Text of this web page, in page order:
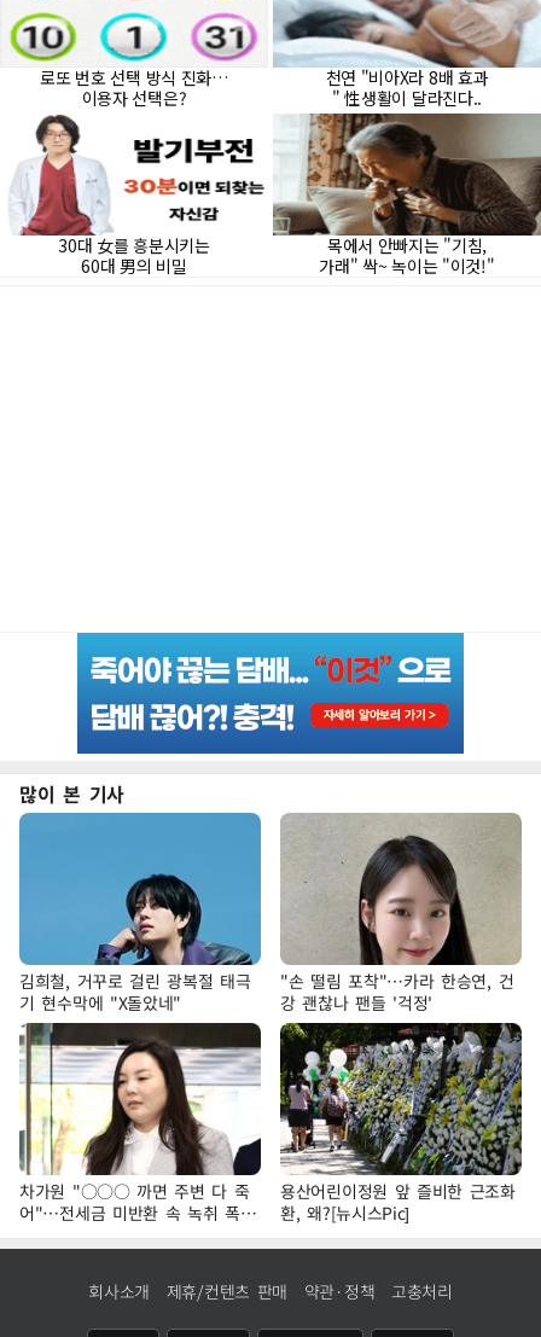
많이 본 기사
김희철, 거꾸로 걸린 광복절 태극
기 현수막에 "X돌았네"
"손 떨림 포착"…카라 한승연, 건
강 괜찮나 팬들 '걱정'
차가원 "○○○ 까면 주변 다 죽
어"…전세금 미반환 속 녹취 폭로
파장
용산어린이정원 앞 즐비한 근조화
환, 왜?[뉴시스Pic]
회사소개 제휴/컨텐츠 판매 약관·정책 고충처리